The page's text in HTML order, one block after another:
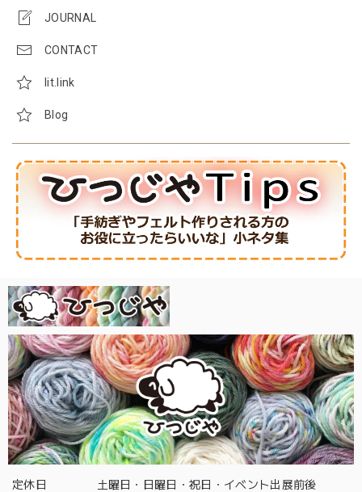
JOURNAL
CONTACT
lit.link
Blog
定休日 土曜日・日曜日・祝日・イベント出展前後